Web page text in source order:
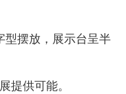
型摆放，展示台呈半
提供可能。